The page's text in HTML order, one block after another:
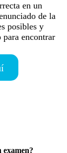
en un
de la
posibles y
encontrar
examen?